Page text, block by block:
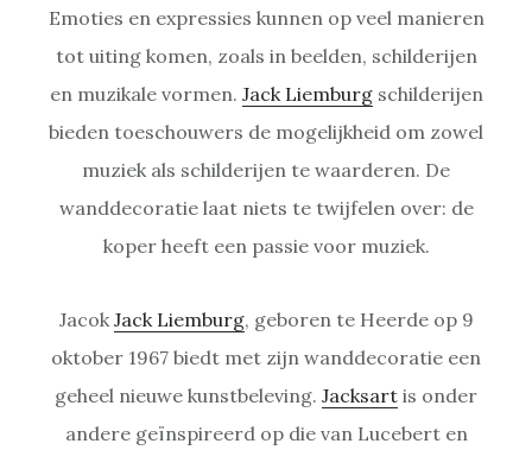
Emoties en expressies kunnen op veel manieren
tot uiting komen, zoals in beelden, schilderijen
en muzikale vormen. Jack Liemburgschilderijen
bieden toeschouwers de mogelijkheid om zowel
muziek als schilderijen te waarderen. De
wanddecoratie laat niets te twijfelen over: de
koper heeft een passie voor muziek.
Jacok Jack Liemburg, geboren te Heerde op 9
oktober 1967 biedt met zijn wanddecoratie een
geheel nieuwe kunstbeleving. Jacksart is onder
andere geïnspireerd op die van Lucebert en